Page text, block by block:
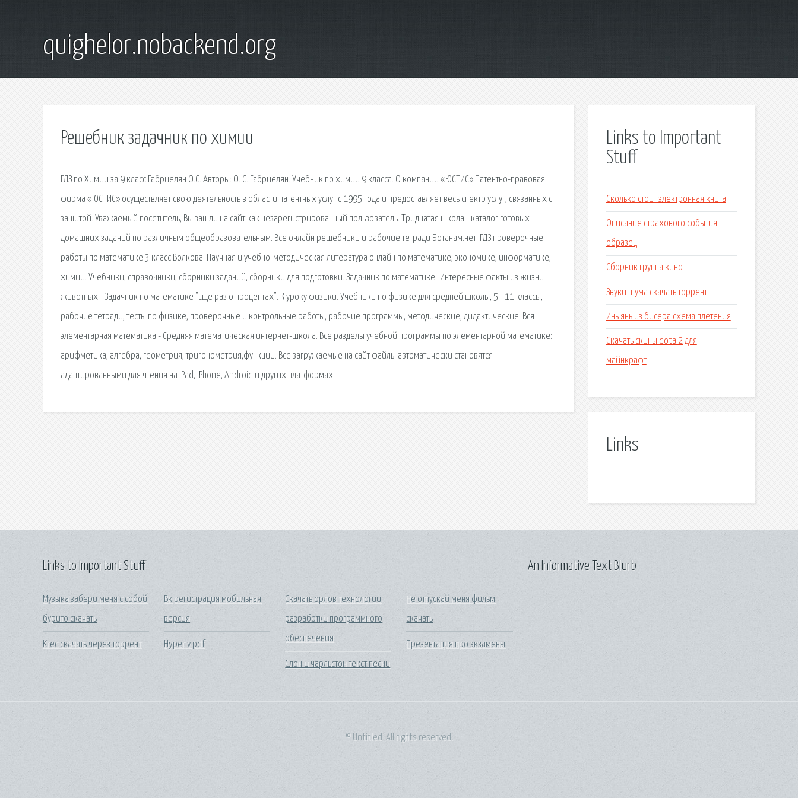
quighelor.nobackend.org
Решебник задачник по химии
ГДЗ по Химии за 9 класс Габриелян О.С. Авторы: О. С. Габриелян. Учебник по химии 9 класса. О компании «ЮСТИС» Патентно-правовая
фирма «ЮСТИС» осуществляет свою деятельность в области патентных услуг с 1995 года и предоставляет весь спектр услуг, связанных с
защитой. Уважаемый посетитель, Вы зашли на сайт как незарегистрированный пользователь. Тридцатая школа - каталог готовых
домашних заданий по различным общеобразовательным. Все онлайн решебники и рабочие тетради Ботанам.нет. ГДЗ проверочные
работы по математике 3 класс Волкова. Научная и учебно-методическая литература онлайн по математике, экономике, информатике,
химии. Учебники, справочники, сборники заданий, сборники для подготовки. Задачник по математике "Интересные факты из жизни
животных". Задачник по математике "Ещё раз о процентах". К уроку физики. Учебники по физике для средней школы, 5 - 11 классы,
рабочие тетради, тесты по физике, проверочные и контрольные работы, рабочие программы, методические, дидактические. Вся
элементарная математика - Средняя математическая интернет-школа. Все разделы учебной программы по элементарной математике:
арифметика, алгебра, геометрия, тригонометрия,функции. Все загружаемые на сайт файлы автоматически становятся
адаптированными для чтения на iPad, iPhone, Android и других платформах.
Links to Important
Stuff
Сколько стоит электронная книга
Описание страхового события
образец
Сборник группа кино
Звуки шума скачать торрент
Инь янь из бисера схема плетения
Скачать скины dota 2 для
майнкрафт
Links
Links to Important Stuff
Музыка забери меня с собой
бурито скачать
Krec скачать через торрент
Вк регистрация мобильная
версия
Hyper v pdf
Скачать орлов технологии
разработки программного
обеспечения
Слон и чарльстон текст песни
Не отпускай меня фильм
скачать
Презентация про экзамены
An Informative Text Blurb
© Untitled. All rights reserved.